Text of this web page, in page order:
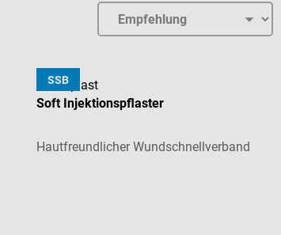
SSB
Leukoplast
Soft Injektionspflaster
Hautfreundlicher Wundschnellverband